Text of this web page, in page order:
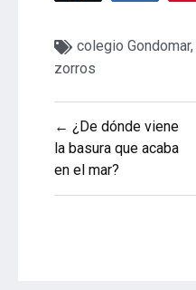
colegio Gondomar,
zorros
Navegación
de
entradas
← ¿De dónde viene
la basura que acaba
en el mar?